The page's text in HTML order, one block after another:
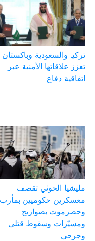
تركيا والسعودية وباكستان
تعزز علاقاتها الأمنية عبر
اتفاقية دفاع
مليشيا الحوثي تقصف
معسكرين حكوميين بمأرب
وحضرموت بصواريخ
ومسيّرات وسقوط قتلى
وجرحى